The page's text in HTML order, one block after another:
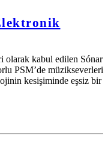
olarak kabul edilen Sónar
PSM’de müzikseverleri
kesişiminde eşsiz bir